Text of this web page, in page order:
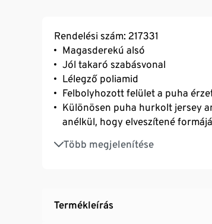
Rendelési szám: 217331
Magasderekú alsó
Jól takaró szabásvonal
Lélegző poliamid
Felbolyhozott felület a puha
Különösen puha hurkolt jersey
anélkül, hogy elveszítené
Több megjelenítése
Szűk ruha alatt is teljesen
Ez a termék legalább 76% GRS
Termékleírás